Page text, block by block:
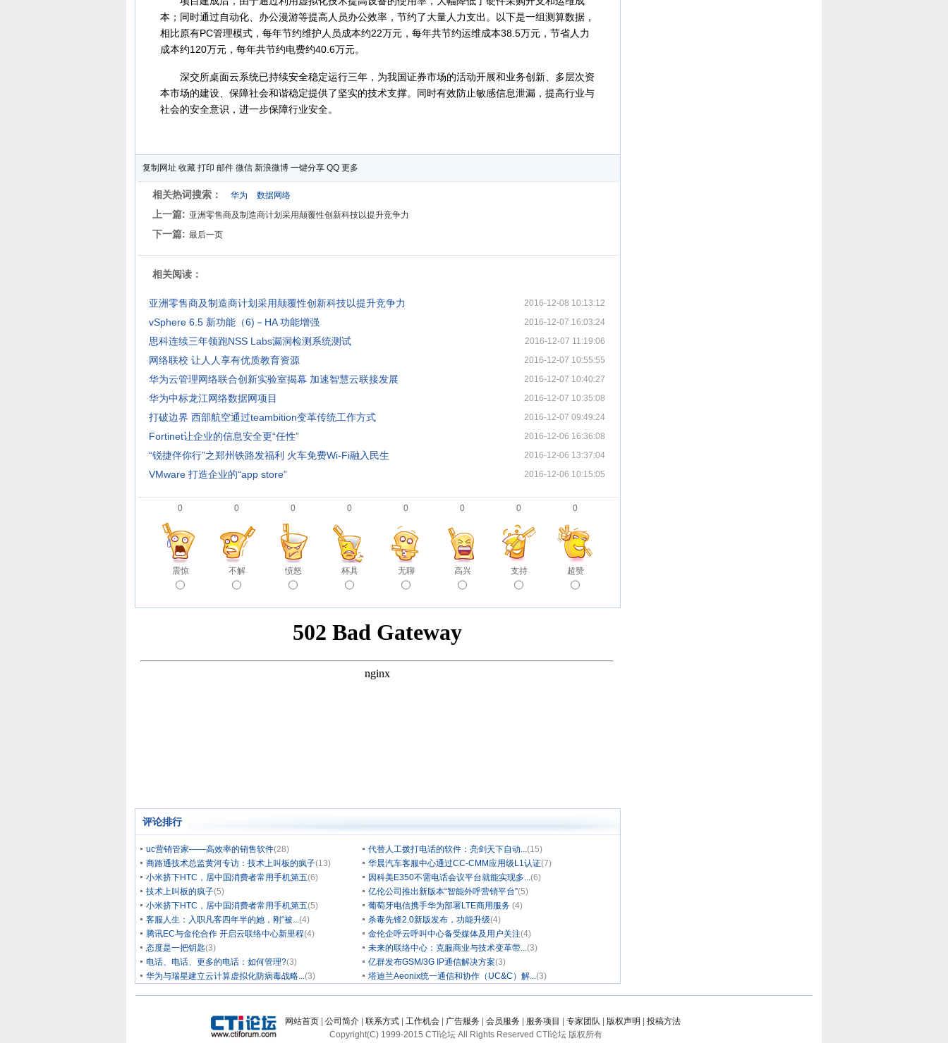
本；同时通过自动化、办公漫游等提高人员办公效率，节约了大量人力支出。以下是一组测算数据，
相比原有PC管理模式，每年节约维护人员成本约22万元，每年共节约运维成本38.5万元，节省人力
成本约120万元，每年共节约电费约40.6万元。
深交所桌面云系统已持续安全稳定运行三年，为我国证券市场的活动开展和业务创新、多层次资
本市场的建设、保障社会和谐稳定提供了坚实的技术支撑。同时有效防止敏感信息泄漏，提高行业与
社会的安全意识，进一步保障行业安全。
复制网址 收藏 打印 邮件 微信 新浪微博 一键分享 QQ 更多
相关热词搜索： 华为 数据网络
上一篇: 亚洲零售商及制造商计划采用颠覆性创新科技以提升竞争力
下一篇: 最后一页
相关阅读：
·亚洲零售商及制造商计划采用颠覆性创新科技以提升竞争力 2016-12-08 10:13:12
·vSphere 6.5 新功能（6)－HA 功能增强 2016-12-07 16:03:24
·思科连续三年领跑NSS Labs漏洞检测系统测试 2016-12-07 11:19:06
·网络联校 让人人享有优质教育资源 2016-12-07 10:55:55
·华为云管理网络联合创新实验室揭幕 加速智慧云联接发展 2016-12-07 10:40:27
·华为中标龙江网络数据网项目 2016-12-07 10:35:08
·打破边界 西部航空通过teambition变革传统工作方式 2016-12-07 09:49:24
·Fortinet让企业的信息安全更“任性” 2016-12-06 16:36:08
·“锐捷伴你行”之郑州铁路发福利 火车免费Wi-Fi融入民生 2016-12-06 13:37:04
·VMware 打造企业的“app store” 2016-12-06 10:15:05
0
震惊
0
不解
0
愤怒
0
杯具
0
无聊
0
高兴
0
支持
0
超赞
评论排行
uc营销管家——高效率的销售软件(28) 代替人工拨打电话的软件：亮剑天下自动...(15)
商路通技术总监黄河专访：技术上叫板的疯子(13) 华晨汽车客服中心通过CC-CMM应用级L1认证(7)
小米挤下HTC，居中国消费者常用手机第五(6) 因科美E350不需电话会议平台就能实现多...(6)
技术上叫板的疯子(5) 亿伦公司推出新版本“智能外呼营销平台”(5)
小米挤下HTC，居中国消费者常用手机第五(5) 葡萄牙电信携手华为部署LTE商用服务 (4)
客服人生：入职凡客四年半的她，刚“被...(4) 杀毒先锋2.0新版发布，功能升级(4)
腾讯EC与金伦合作 开启云联络中心新里程(4) 金伦企呼云呼叫中心备受媒体及用户关注(4)
态度是一把钥匙(3) 未来的联络中心：克服商业与技术变革带...(3)
电话、电话、更多的电话：如何管理?(3) 亿群发布GSM/3G IP通信解决方案(3)
华为与瑞星建立云计算虚拟化防病毒战略...(3) 塔迪兰Aeonix统一通信和协作（UC&C）解...(3)
网站首页 公司简介 联系方式 工作机会 广告服务 会员服务 服务项目 专家团队 版权声明
投稿方法
Copyright(C) 1999-2015 CTI论坛 All Rights Reserved CTI论坛 版权所有